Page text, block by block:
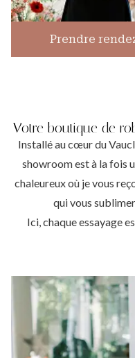
Prendre
Votre boutique de
Installé au cœur du
showroom est à la fois
chaleureux où je vous
qui vous
Ici, chaque essayage